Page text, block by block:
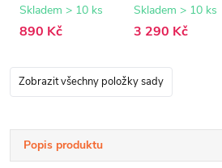
chrom - 15 mm
Skladem > 10 ks
890 Kč
transparentní sklo
- 100x200 cm
Skladem > 10 ks
3 290 Kč
Zobrazit všechny položky sady
Popis produktu